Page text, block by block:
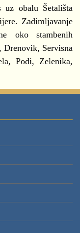
uz obalu Šetališta
Zadimljavanje
oko stambenih
Drenovik, Servisna
Podi, Zelenika,